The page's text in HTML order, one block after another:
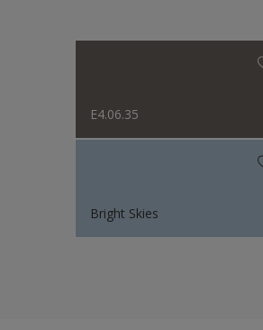
E4.06.35
Bright Skies